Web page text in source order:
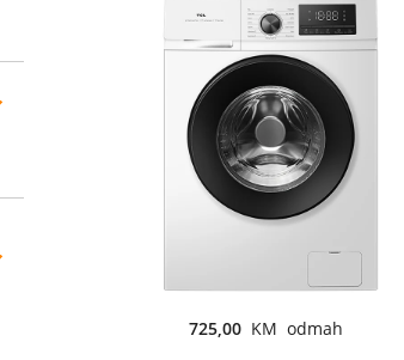
725,00 KM odmah